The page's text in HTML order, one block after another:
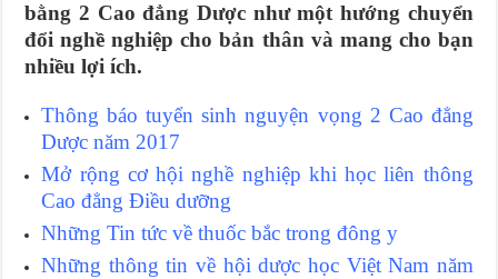
bằng 2 Cao đẳng Dược như một hướng chuyển
đổi nghề nghiệp cho bản thân và mang cho bạn
nhiều lợi ích.
Thông báo tuyển sinh nguyện vọng 2 Cao đẳng
Dược năm 2017
Mở rộng cơ hội nghề nghiệp khi học liên thông
Cao đẳng Điều dưỡng
NhữngTin tức về thuốc bắc trong đông y
Những thông tin về hội dược học Việt Nam năm